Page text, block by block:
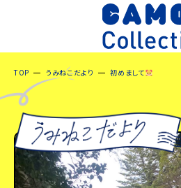
TOP うみねこだより 初めまして